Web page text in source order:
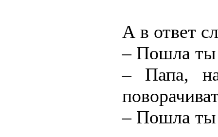
А в ответ
– Пошла
– Папа,
– Пошла